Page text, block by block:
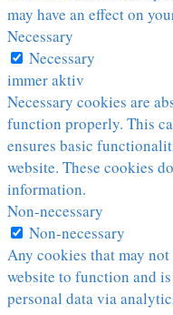
may have an effect on
Necessary
Necessary
immer aktiv
Necessary cookies are
function properly. This
ensures basic
website. These cookies
information.
Non-necessary
Non-necessary
Any cookies that may
website to function and
personal data via